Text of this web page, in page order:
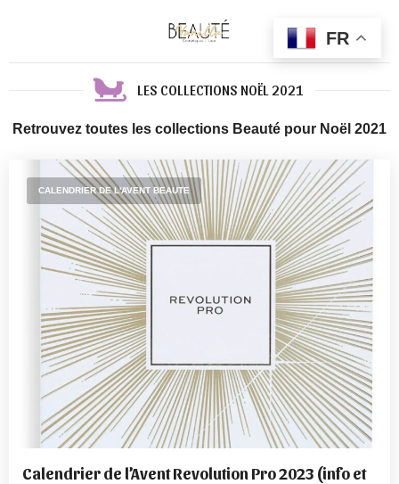
LES COLLECTIONS NOËL 2021
Retrouvez toutes les collections Beauté pour Noël 2021
CALENDRIER DE L'AVENT BEAUTE
Calendrier de l’Avent Revolution Pro 2023 (info et
FR